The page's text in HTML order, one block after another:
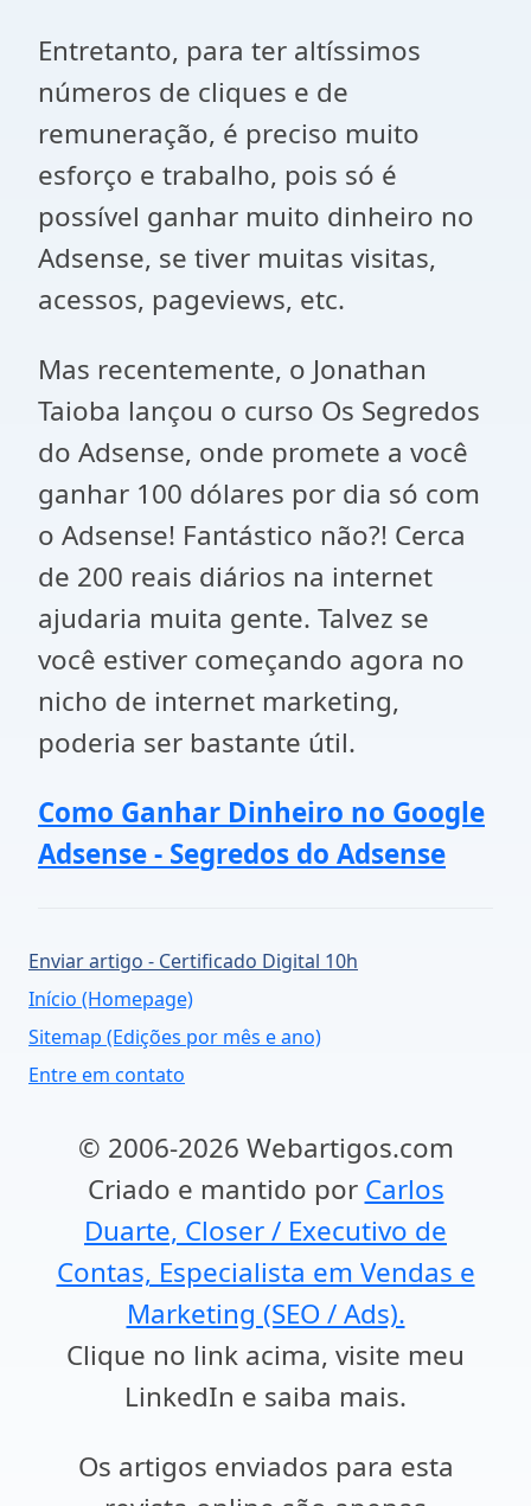
Entretanto, para ter altíssimos
números de cliques e de
remuneração, é preciso muito
esforço e trabalho, pois só é
possível ganhar muito dinheiro no
Adsense, se tiver muitas visitas,
acessos, pageviews, etc.
Mas recentemente, o Jonathan
Taioba lançou o curso Os Segredos
do Adsense, onde promete a você
ganhar 100 dólares por dia só com
o Adsense! Fantástico não?! Cerca
de 200 reais diários na internet
ajudaria muita gente. Talvez se
você estiver começando agora no
nicho de internet marketing,
poderia ser bastante útil.
Como Ganhar Dinheiro no Google
Adsense - Segredos do Adsense
Enviar artigo - Certificado Digital 10h
Início (Homepage)
Sitemap (Edições por mês e ano)
Entre em contato
© 2006-2026 Webartigos.com
Criado e mantido por Carlos
Duarte, Closer / Executivo de
Contas, Especialista em Vendas e
Marketing (SEO / Ads).
Clique no link acima, visite meu
LinkedIn e saiba mais.
Os artigos enviados para esta